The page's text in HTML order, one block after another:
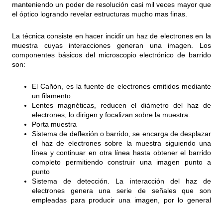
manteniendo un poder de resolución casi mil veces mayor que
el óptico logrando revelar estructuras mucho mas finas.
La técnica consiste en hacer incidir un haz de electrones en la
muestra cuyas interacciones generan una imagen. Los
componentes básicos del microscopio electrónico de barrido
son:
El Cañón, es la fuente de electrones emitidos mediante
un filamento.
Lentes magnéticas, reducen el diámetro del haz de
electrones, lo dirigen y focalizan sobre la muestra.
Porta muestra
Sistema de deflexión o barrido, se encarga de desplazar
el haz de electrones sobre la muestra siguiendo una
línea y continuar en otra línea hasta obtener el barrido
completo permitiendo construir una imagen punto a
punto
Sistema de detección. La interacción del haz de
electrones genera una serie de señales que son
empleadas para producir una imagen, por lo general